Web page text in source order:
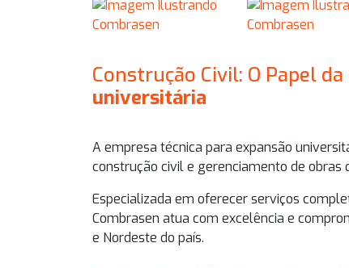
Construção Civil: O Papel da
universitária
A empresa técnica para expansão
construção civil e gerenciamento de obras
Especializada em oferecer serviços
Combrasen atua com excelência e
e Nordeste do país.